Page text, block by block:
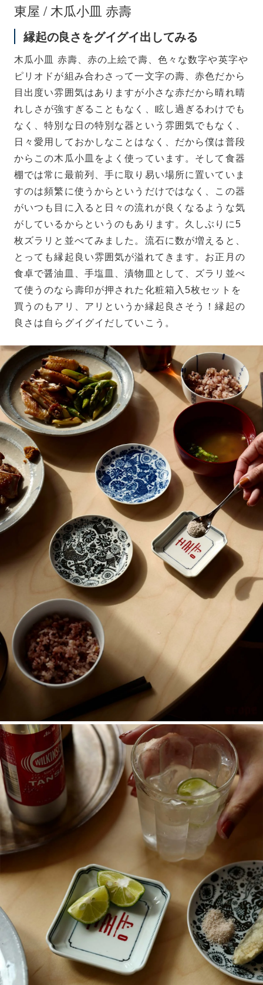
東屋 / 木瓜小皿 赤壽
縁起の良さをグイグイ出してみる
木瓜小皿 赤壽、赤の上絵で壽、色々な数字や英字や
ピリオドが組み合わさって一文字の壽、赤色だから
目出度い雰囲気はありますが小さな赤だから晴れ晴
れしさが強すぎることもなく、眩し過ぎるわけでも
なく、特別な日の特別な器という雰囲気でもなく、
日々愛用しておかしなことはなく、だから僕は普段
からこの木瓜小皿をよく使っています。そして食器
棚では常に最前列、手に取り易い場所に置いていま
すのは頻繁に使うからというだけではなく、この器
がいつも目に入ると日々の流れが良くなるような気
がしているからというのもあります。久しぶりに5
枚ズラリと並べてみました。流石に数が増えると、
とっても縁起良い雰囲気が溢れてきます。お正月の
食卓で醤油皿、手塩皿、漬物皿として、ズラリ並べ
て使うのなら壽印が押された化粧箱入5枚セットを
買うのもアリ、アリというか縁起良さそう！縁起の
良さは自らグイグイだしていこう。